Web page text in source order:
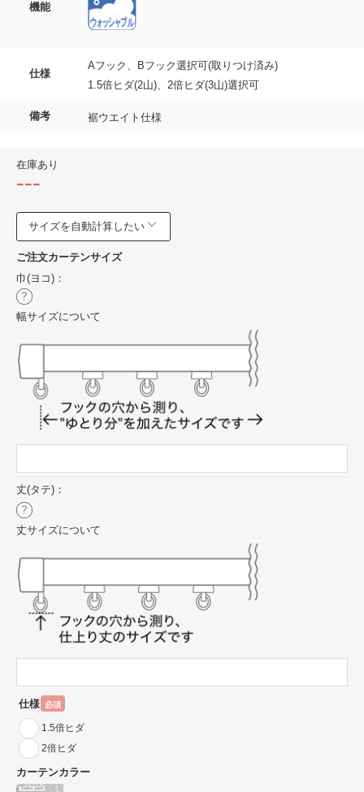
機能
仕様
Aフック、Bフック選択可(取りつけ済み)
1.5倍ヒダ(2山)、2倍ヒダ(3山)選択可
備考 裾ウエイト仕様
在庫あり
---
サイズを自動計算したい
ご注文カーテンサイズ
巾(ヨコ)：
幅サイズについて
丈(タテ)：
丈サイズについて
仕様 必須
1.5倍ヒダ
2倍ヒダ
カーテンカラー